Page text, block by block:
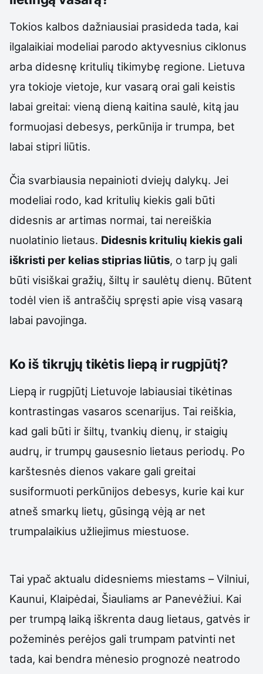
Tokios kalbos dažniausiai prasideda tada, kai
ilgalaikiai modeliai parodo aktyvesnius ciklonus
arba didesnę kritulių tikimybę regione. Lietuva
yra tokioje vietoje, kur vasarą orai gali keistis
labai greitai: vieną dieną kaitina saulė, kitą jau
formuojasi debesys, perkūnija ir trumpa, bet
labai stipri liūtis.
Čia svarbiausia nepainioti dviejų dalykų. Jei
modeliai rodo, kad kritulių kiekis gali būti
didesnis ar artimas normai, tai nereiškia
nuolatinio lietaus. Didesnis kritulių kiekis gali
iškristi per kelias stiprias liūtis, o tarp jų gali
būti visiškai gražių, šiltų ir saulėtų dienų. Būtent
todėl vien iš antraščių spręsti apie visą vasarą
labai pavojinga.
Ko iš tikrųjų tikėtis liepą ir rugpjūtį?
Liepą ir rugpjūtį Lietuvoje labiausiai tikėtinas
kontrastingas vasaros scenarijus. Tai reiškia,
kad gali būti ir šiltų, tvankių dienų, ir staigių
audrų, ir trumpų gausesnio lietaus periodų. Po
karštesnės dienos vakare gali greitai
susiformuoti perkūnijos debesys, kurie kai kur
atneš smarkų lietų, gūsingą vėją ar net
trumpalaikius užliejimus miestuose.
Tai ypač aktualu didesniems miestams – Vilniui,
Kaunui, Klaipėdai, Šiauliams ar Panevėžiui. Kai
per trumpą laiką iškrenta daug lietaus, gatvės ir
požeminės perėjos gali trumpam patvinti net
tada, kai bendra mėnesio prognozė neatrodo